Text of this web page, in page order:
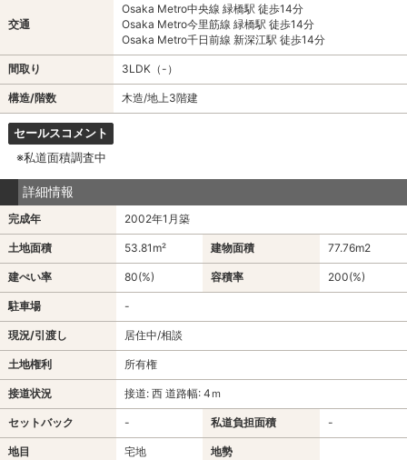
交通
Osaka Metro中央線 緑橋駅 徒歩14分
Osaka Metro今里筋線 緑橋駅 徒歩14分
Osaka Metro千日前線 新深江駅 徒歩14分
間取り 3LDK（-）
構造/階数 木造/地上3階建
セールスコメント
※私道面積調査中
詳細情報
完成年 2002年1月築
土地面積 53.81m² 建物面積 77.76m2
建ぺい率 80(%) 容積率 200(%)
駐車場 -
現況/引渡し 居住中/相談
土地権利 所有権
接道状況 接道: 西 道路幅: 4ｍ
セットバック - 私道負担面積 -
地目 宅地 地勢